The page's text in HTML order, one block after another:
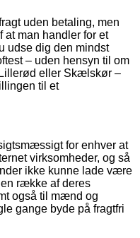
uden betaling, men
man handler for et
udse dig den mindst
– uden hensyn til om
eller Skælskør –
til et
for enhver at
virksomheder, og så
ikke kunne lade være
række af deres
også til mænd og
gange byde på fragtfri